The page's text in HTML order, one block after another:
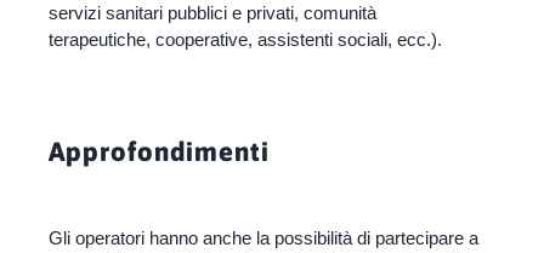
servizi sanitari pubblici e privati, comunità
terapeutiche, cooperative, assistenti sociali, ecc.).
Approfondimenti
Gli operatori hanno anche la possibilità di partecipare a